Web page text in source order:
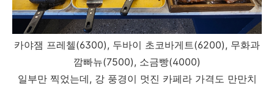
카야잼 프레첼(6300), 두바이 초코바게트(6200), 무화과
깜빠뉴(7500), 소금빵(4000)
일부만 찍었는데, 강 풍경이 멋진 카페라 가격도 만만치